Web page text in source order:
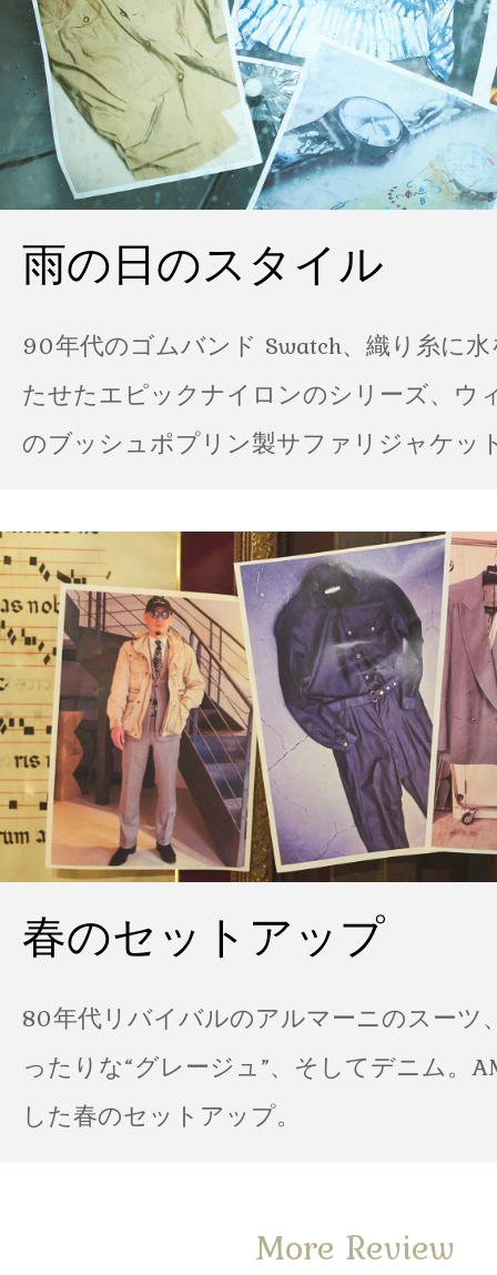
雨の日のスタイル
90年代のゴムバンド Swatch、織り糸に
たせたエピックナイロンのシリーズ、ウ
のブッシュポプリン製サファリジャケッ
春のセットアップ
80年代リバイバルのアルマーニのスーツ
ったりな“グレージュ”、そしてデニム。
した春のセットアップ。
More Review